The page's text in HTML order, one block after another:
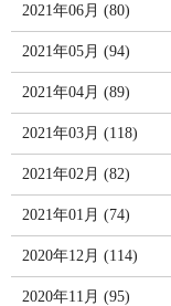
2021年06月 (80)
2021年05月 (94)
2021年04月 (89)
2021年03月 (118)
2021年02月 (82)
2021年01月 (74)
2020年12月 (114)
2020年11月 (95)